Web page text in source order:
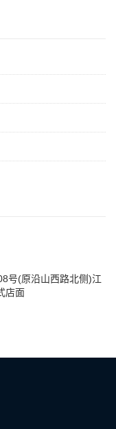
号(原沿山西路北侧)江
店面